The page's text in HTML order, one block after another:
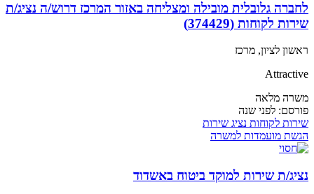
לחברה גלובלית מובילה ומצליחה באזור המרכז דרוש/ה נציג/ת
שירות לקוחות (374429)
ראשון לציון, מרכז
Attractive
משרה מלאה
פורסם: לפני שנה
שירות לקוחות נציג שירות
הגשת מועמדות למשרה
נציג/ת שירות למוקד ביטוח באשדוד